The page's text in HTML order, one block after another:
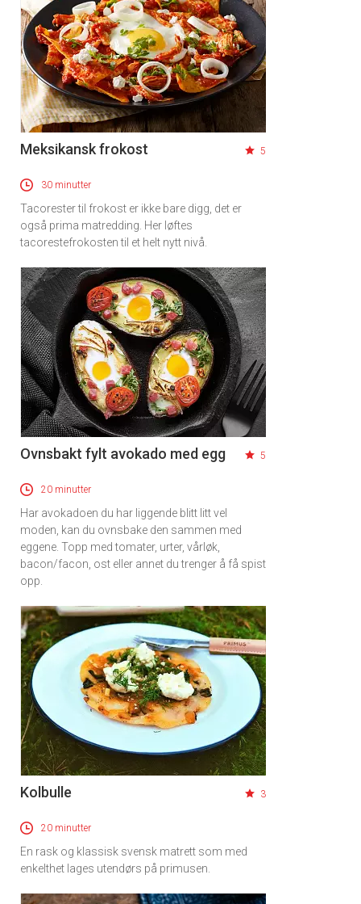
Meksikansk frokost 5
30 minutter
Tacorester til frokost er ikke bare digg, det er
også prima matredding. Her løftes
tacorestefrokosten til et helt nytt nivå.
Ovnsbakt fylt avokado med egg 5
20 minutter
Har avokadoen du har liggende blitt litt vel
moden, kan du ovnsbake den sammen med
eggene. Topp med tomater, urter, vårløk,
bacon/facon, ost eller annet du trenger å få spist
opp.
Kolbulle 3
20 minutter
En rask og klassisk svensk matrett som med
enkelthet lages utendørs på primusen.